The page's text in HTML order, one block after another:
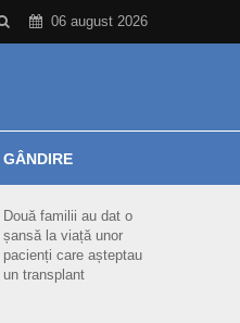
06 august 2026
Două familii au dat o
șansă la viață unor
pacienți care așteptau
un transplant